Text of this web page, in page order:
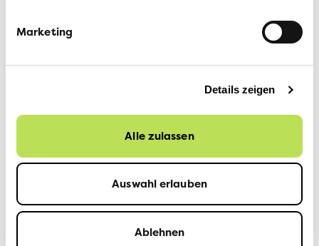
Marketing
Details zeigen
Alle zulassen
Auswahl erlauben
Ablehnen